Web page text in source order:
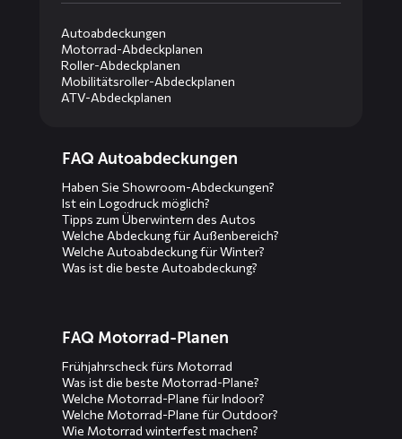
Autoabdeckungen
Motorrad-Abdeckplanen
Roller-Abdeckplanen
Mobilitätsroller-Abdeckplanen
ATV-Abdeckplanen
menusFAQ Autoabdeckungen
Haben Sie Showroom-Abdeckungen?
Ist ein Logodruck möglich?
Tipps zum Überwintern des Autos
Welche Abdeckung für Außenbereich?
Welche Autoabdeckung für Winter?
Was ist die beste Autoabdeckung?
FAQ Motorrad-Planen
Frühjahrscheck fürs Motorrad
Was ist die beste Motorrad-Plane?
Welche Motorrad-Plane für Indoor?
Welche Motorrad-Plane für Outdoor?
Wie Motorrad winterfest machen?